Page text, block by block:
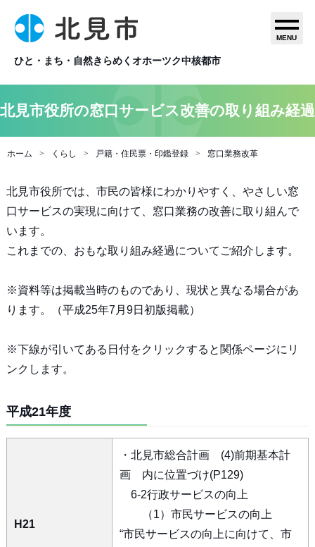
ひと・まち・自然きらめくオホーツク中核都市
MENU
北見市役所の窓口サービス改善の取り組み経過
ホーム くらし 戸籍・住民票・印鑑登録 窓口業務改革
北見市役所では、市民の皆様にわかりやすく、やさしい窓
口サービスの実現に向けて、窓口業務の改善に取り組んで
います。
これまでの、おもな取り組み経過についてご紹介します。
※資料等は掲載当時のものであり、現状と異なる場合があ
ります。（平成25年7月9日初版掲載）
※下線が引いてある日付をクリックすると関係ページにリ
ンクします。
平成21年度
H21
・北見市総合計画 (4)前期基本計
画 内に位置づけ(P129)
6-2行政サービスの向上
（1）市民サービスの向上
“市民サービスの向上に向けて、市